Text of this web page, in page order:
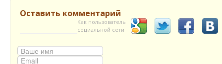
Оставить комментарий
Как пользователь
социальной сети